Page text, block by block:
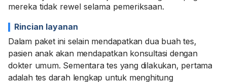
mereka tidak rewel selama pemeriksaan.
Rincian layanan
Dalam paket ini selain mendapatkan dua buah tes,
pasien anak akan mendapatkan konsultasi dengan
dokter umum. Sementara tes yang dilakukan, pertama
adalah tes darah lengkap untuk menghitung